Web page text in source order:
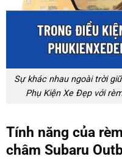
Sự khác nhau ngoài trời
Phụ Kiện Xe Đẹp với
Tính năng của
châm Subaru